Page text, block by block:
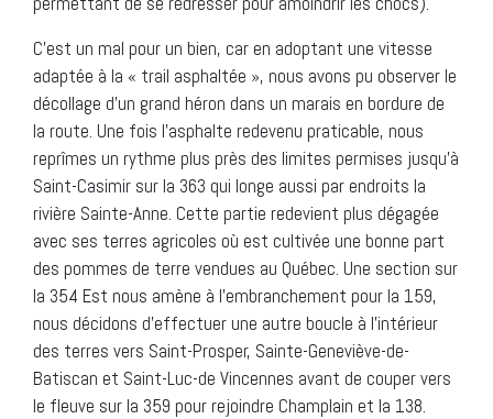
C’est un mal pour un bien, car en adoptant une vitesse
adaptée à la « trail asphaltée », nous avons pu observer le
décollage d’un grand héron dans un marais en bordure de
la route. Une fois l’asphalte redevenu praticable, nous
reprîmes un rythme plus près des limites permises jusqu’à
Saint-Casimir sur la 363 qui longe aussi par endroits la
rivière Sainte-Anne. Cette partie redevient plus dégagée
avec ses terres agricoles où est cultivée une bonne part
des pommes de terre vendues au Québec. Une section sur
la 354 Est nous amène à l’embranchement pour la 159,
nous décidons d’effectuer une autre boucle à l’intérieur
des terres vers Saint-Prosper, Sainte-Geneviève-de-
Batiscan et Saint-Luc-de Vincennes avant de couper vers
le fleuve sur la 359 pour rejoindre Champlain et la 138.